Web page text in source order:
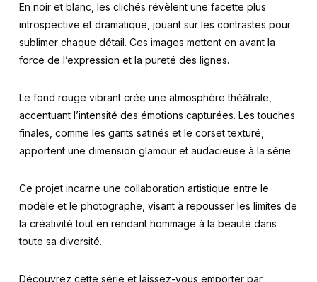
En noir et blanc, les clichés révèlent une facette plus
introspective et dramatique, jouant sur les contrastes pour
sublimer chaque détail. Ces images mettent en avant la
force de l’expression et la pureté des lignes.
Le fond rouge vibrant crée une atmosphère théâtrale,
accentuant l’intensité des émotions capturées. Les touches
finales, comme les gants satinés et le corset texturé,
apportent une dimension glamour et audacieuse à la série.
Ce projet incarne une collaboration artistique entre le
modèle et le photographe, visant à repousser les limites de
la créativité tout en rendant hommage à la beauté dans
toute sa diversité.
Découvrez cette série et laissez-vous emporter par